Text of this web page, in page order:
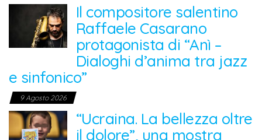
Il compositore salentino
Raffaele Casarano
protagonista di “Anì –
Dialoghi d’anima tra jazz
e sinfonico”
9 Agosto 2026
“Ucraina. La bellezza oltre
il dolore”, una mostra